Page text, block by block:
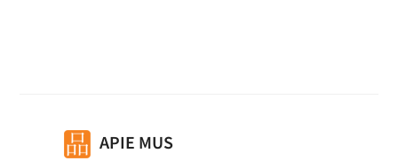
APIE MUS